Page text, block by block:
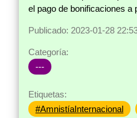
el pago de bonificaciones a
Publicado: 2023-01-28
Categoría:
---
Etiquetas:
#AmnistíaInternacional